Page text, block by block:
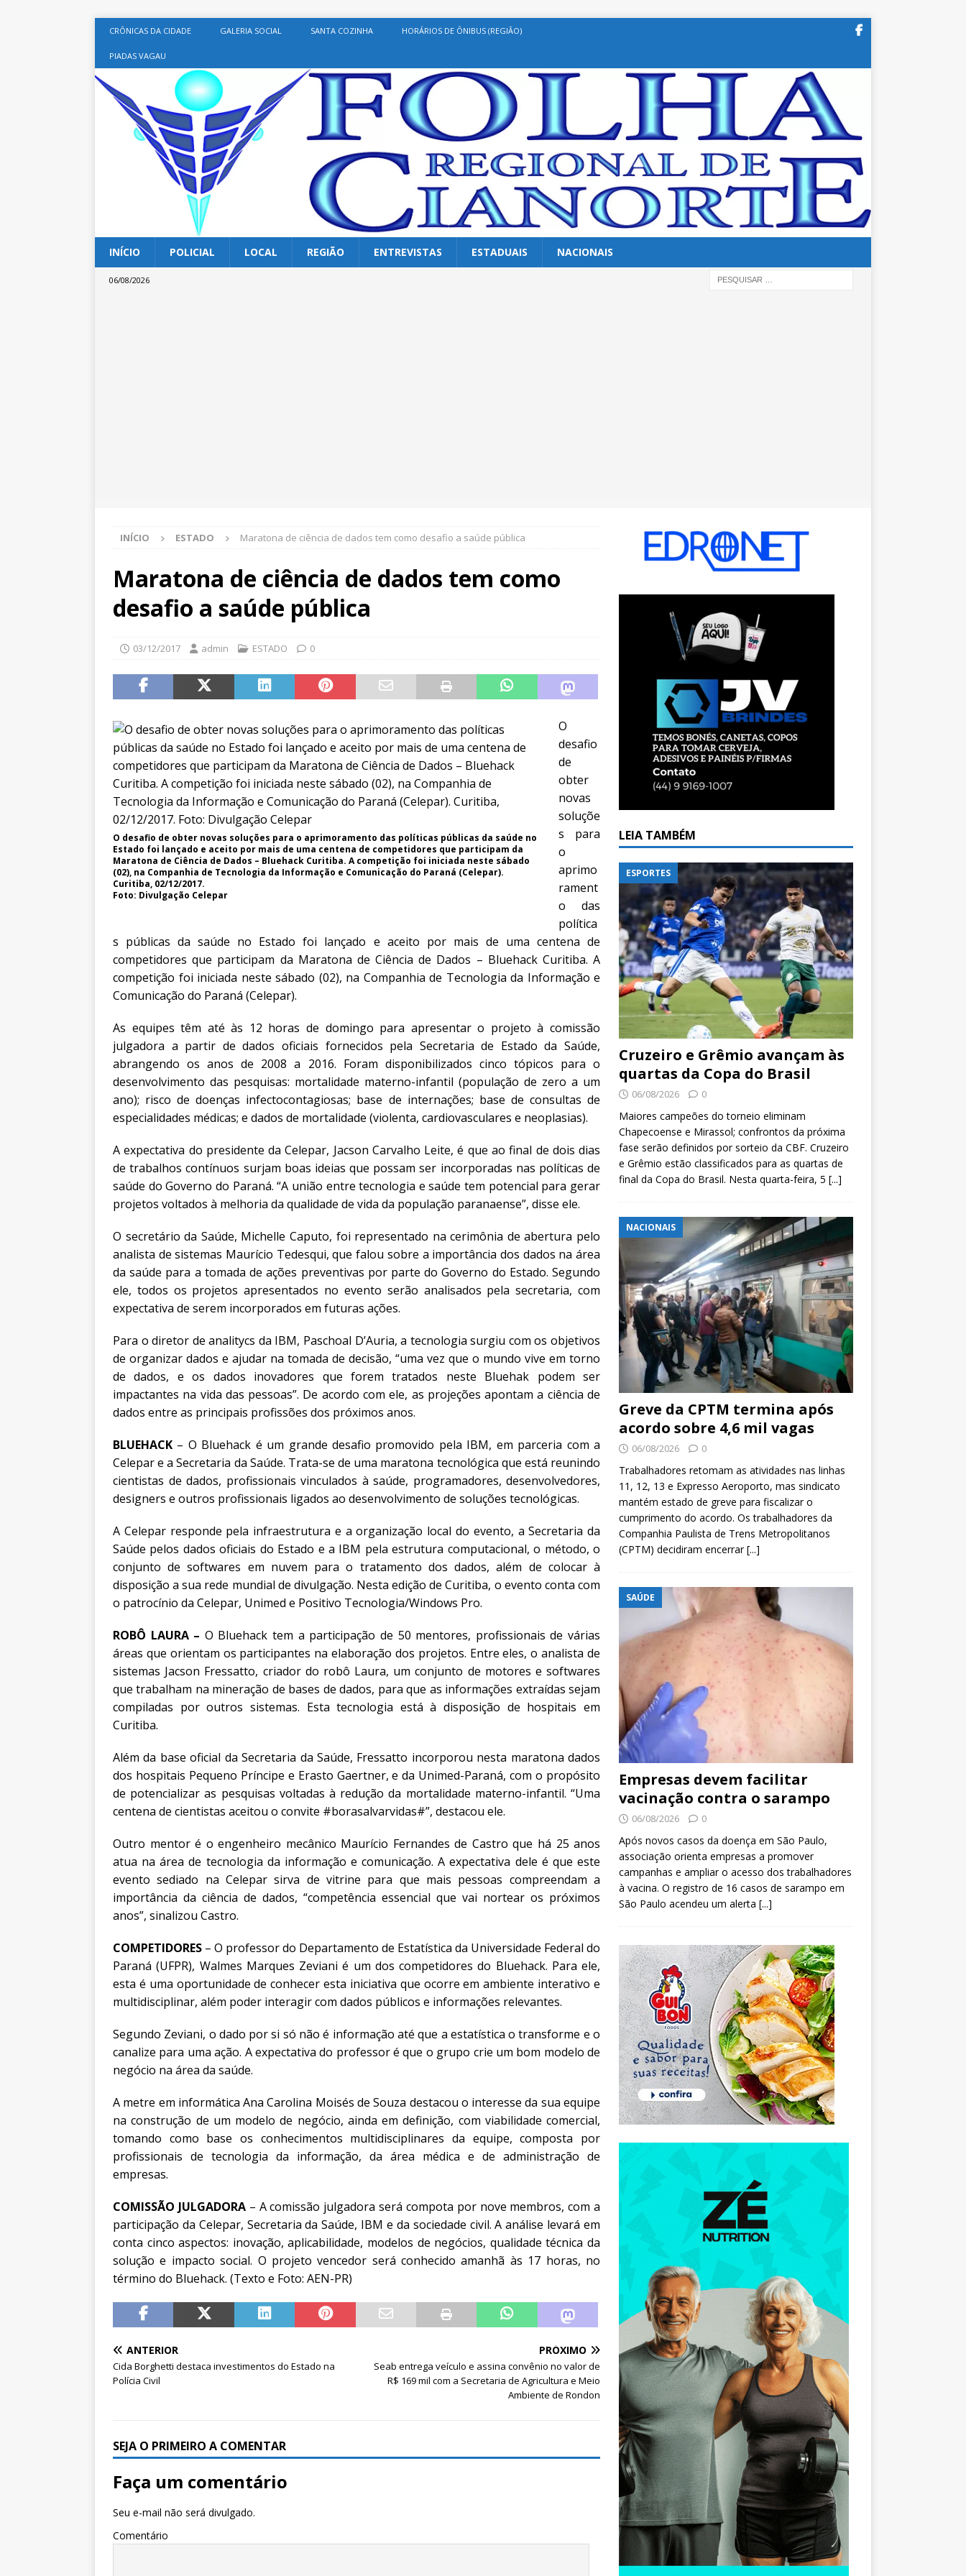
CRÔNICAS DA CIDADE GALERIA SOCIAL SANTA COZINHA HORÁRIOS DE ÔNIBUS (REGIÃO)
PIADAS VAGAU
INÍCIO POLICIAL LOCAL REGIÃO ENTREVISTAS ESTADUAIS NACIONAIS
06/08/2026
INÍCIO ESTADO Maratona de ciência de dados tem como desafio a saúde pública
Maratona de ciência de dados tem como
desafio a saúde pública
03/12/2017 admin ESTADO 0
O desafio de obter novas soluções para o aprimoramento das políticas públicas da saúde no
Estado foi lançado e aceito por mais de uma centena de competidores que participam da
Maratona de Ciência de Dados – Bluehack Curitiba. A competição foi iniciada neste sábado
(02), na Companhia de Tecnologia da Informação e Comunicação do Paraná (Celepar).
Curitiba, 02/12/2017.
Foto: Divulgação Celepar
O
desafio
de
obter
novas
soluçõe
s para
o
aprimo
rament
o das
política
s públicas da saúde no Estado foi lançado e aceito por mais de uma centena de
competidores que participam da Maratona de Ciência de Dados – Bluehack Curitiba. A
competição foi iniciada neste sábado (02), na Companhia de Tecnologia da Informação e
Comunicação do Paraná (Celepar).
As equipes têm até às 12 horas de domingo para apresentar o projeto à comissão
julgadora a partir de dados oficiais fornecidos pela Secretaria de Estado da Saúde,
abrangendo os anos de 2008 a 2016. Foram disponibilizados cinco tópicos para o
desenvolvimento das pesquisas: mortalidade materno-infantil (população de zero a um
ano); risco de doenças infectocontagiosas; base de internações; base de consultas de
especialidades médicas; e dados de mortalidade (violenta, cardiovasculares e neoplasias).
A expectativa do presidente da Celepar, Jacson Carvalho Leite, é que ao final de dois dias
de trabalhos contínuos surjam boas ideias que possam ser incorporadas nas políticas de
saúde do Governo do Paraná. “A união entre tecnologia e saúde tem potencial para gerar
projetos voltados à melhoria da qualidade de vida da população paranaense”, disse ele.
O secretário da Saúde, Michelle Caputo, foi representado na cerimônia de abertura pelo
analista de sistemas Maurício Tedesqui, que falou sobre a importância dos dados na área
da saúde para a tomada de ações preventivas por parte do Governo do Estado. Segundo
ele, todos os projetos apresentados no evento serão analisados pela secretaria, com
expectativa de serem incorporados em futuras ações.
Para o diretor de analitycs da IBM, Paschoal D’Auria, a tecnologia surgiu com os objetivos
de organizar dados e ajudar na tomada de decisão, “uma vez que o mundo vive em torno
de dados, e os dados inovadores que forem tratados neste Bluehak podem ser
impactantes na vida das pessoas”. De acordo com ele, as projeções apontam a ciência de
dados entre as principais profissões dos próximos anos.
BLUEHACK – O Bluehack é um grande desafio promovido pela IBM, em parceria com a
Celepar e a Secretaria da Saúde. Trata-se de uma maratona tecnológica que está reunindo
cientistas de dados, profissionais vinculados à saúde, programadores, desenvolvedores,
designers e outros profissionais ligados ao desenvolvimento de soluções tecnológicas.
A Celepar responde pela infraestrutura e a organização local do evento, a Secretaria da
Saúde pelos dados oficiais do Estado e a IBM pela estrutura computacional, o método, o
conjunto de softwares em nuvem para o tratamento dos dados, além de colocar à
disposição a sua rede mundial de divulgação. Nesta edição de Curitiba, o evento conta com
o patrocínio da Celepar, Unimed e Positivo Tecnologia/Windows Pro.
ROBÔ LAURA – O Bluehack tem a participação de 50 mentores, profissionais de várias
áreas que orientam os participantes na elaboração dos projetos. Entre eles, o analista de
sistemas Jacson Fressatto, criador do robô Laura, um conjunto de motores e softwares
que trabalham na mineração de bases de dados, para que as informações extraídas sejam
compiladas por outros sistemas. Esta tecnologia está à disposição de hospitais em
Curitiba.
Além da base oficial da Secretaria da Saúde, Fressatto incorporou nesta maratona dados
dos hospitais Pequeno Príncipe e Erasto Gaertner, e da Unimed-Paraná, com o propósito
de potencializar as pesquisas voltadas à redução da mortalidade materno-infantil. “Uma
centena de cientistas aceitou o convite #borasalvarvidas#”, destacou ele.
Outro mentor é o engenheiro mecânico Maurício Fernandes de Castro que há 25 anos
atua na área de tecnologia da informação e comunicação. A expectativa dele é que este
evento sediado na Celepar sirva de vitrine para que mais pessoas compreendam a
importância da ciência de dados, “competência essencial que vai nortear os próximos
anos”, sinalizou Castro.
COMPETIDORES – O professor do Departamento de Estatística da Universidade Federal do
Paraná (UFPR), Walmes Marques Zeviani é um dos competidores do Bluehack. Para ele,
esta é uma oportunidade de conhecer esta iniciativa que ocorre em ambiente interativo e
multidisciplinar, além poder interagir com dados públicos e informações relevantes.
Segundo Zeviani, o dado por si só não é informação até que a estatística o transforme e o
canalize para uma ação. A expectativa do professor é que o grupo crie um bom modelo de
negócio na área da saúde.
A metre em informática Ana Carolina Moisés de Souza destacou o interesse da sua equipe
na construção de um modelo de negócio, ainda em definição, com viabilidade comercial,
tomando como base os conhecimentos multidisciplinares da equipe, composta por
profissionais de tecnologia da informação, da área médica e de administração de
empresas.
COMISSÃO JULGADORA– A comissão julgadora será compota por nove membros, com a
participação da Celepar, Secretaria da Saúde, IBM e da sociedade civil. A análise levará em
conta cinco aspectos: inovação, aplicabilidade, modelos de negócios, qualidade técnica da
solução e impacto social. O projeto vencedor será conhecido amanhã às 17 horas, no
término do Bluehack. (Texto e Foto: AEN-PR)
ANTERIOR
Cida Borghetti destaca investimentos do Estado na
Polícia Civil
PRÓXIMO
Seab entrega veículo e assina convênio no valor de
R$ 169 mil com a Secretaria de Agricultura e Meio
Ambiente de Rondon
SEJA O PRIMEIRO A COMENTAR
Faça um comentário
Seu e-mail não será divulgado.
Comentário
LEIA TAMBÉM
ESPORTES
Cruzeiro e Grêmio avançam às
quartas da Copa do Brasil
06/08/2026 0
Maiores campeões do torneio eliminam
Chapecoense e Mirassol; confrontos da próxima
fase serão definidos por sorteio da CBF. Cruzeiro
e Grêmio estão classificados para as quartas de
final da Copa do Brasil. Nesta quarta-feira, 5 [...]
NACIONAIS
Greve da CPTM termina após
acordo sobre 4,6 mil vagas
06/08/2026 0
Trabalhadores retomam as atividades nas linhas
11, 12, 13 e Expresso Aeroporto, mas sindicato
mantém estado de greve para fiscalizar o
cumprimento do acordo. Os trabalhadores da
Companhia Paulista de Trens Metropolitanos
(CPTM) decidiram encerrar[...]
SAÚDE
Empresas devem facilitar
vacinação contra o sarampo
06/08/2026 0
Após novos casos da doença em São Paulo,
associação orienta empresas a promover
campanhas e ampliar o acesso dos trabalhadores
à vacina. O registro de 16 casos de sarampo em
São Paulo acendeu um alerta [...]